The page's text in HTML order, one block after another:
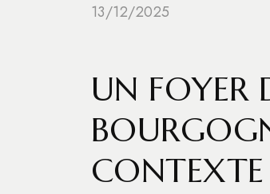
13/12/2025
UN FOYER
CONTEXTE